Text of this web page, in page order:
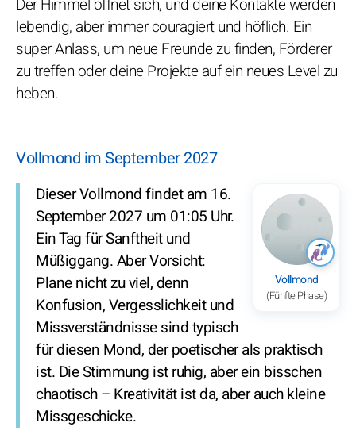
lebendig, aber immer couragiert und höflich. Ein
super Anlass, um neue Freunde zu finden, Förderer
zu treffen oder deine Projekte auf ein neues Level zu
heben.
Vollmond im September 2027
Vollmond
(Fünfte Phase)
Dieser Vollmond findet am 16.
September 2027 um 01:05 Uhr.
Ein Tag für Sanftheit und
Müßiggang. Aber Vorsicht:
Plane nicht zu viel, denn
Konfusion, Vergesslichkeit und
Missverständnisse sind typisch
für diesen Mond, der poetischer als praktisch
ist. Die Stimmung ist ruhig, aber ein bisschen
chaotisch – Kreativität ist da, aber auch kleine
Missgeschicke.